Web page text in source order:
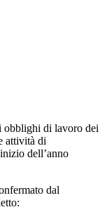
obblighi di lavoro dei
attività di
dell’anno
dal